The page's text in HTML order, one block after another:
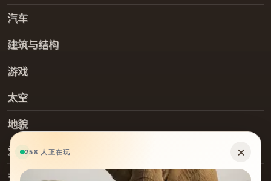
汽车
建筑与结构
游戏
太空
地貌
爱好
交通工具